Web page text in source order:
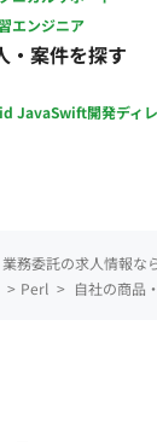
エンジニア
・案件を探す
JavaSwift開発ディ
務委託の求人情報な
> Perl > 自社の商品